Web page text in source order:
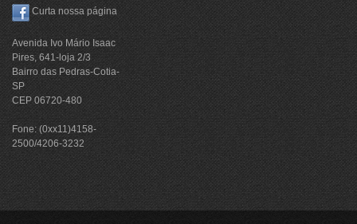
Curta nossa página
Avenida Ivo Mário Isaac
Pires, 641-loja 2/3
Bairro das Pedras-Cotia-
SP
CEP 06720-480
Fone: (0xx11)4158-
2500/4206-3232